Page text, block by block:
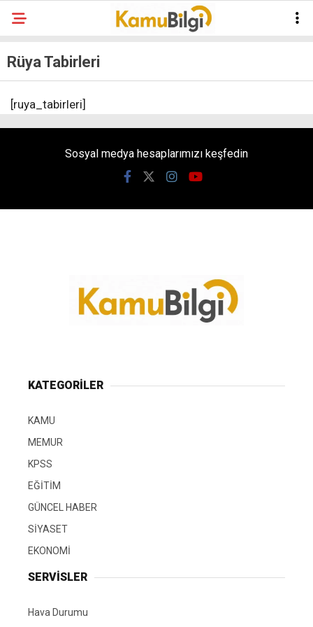
Rüya Tabirleri
[ruya_tabirleri]
Sosyal medya hesaplarımızı keşfedin
KATEGORİLER
KAMU
MEMUR
KPSS
EĞİTİM
GÜNCEL HABER
SİYASET
EKONOMİ
SERVİSLER
Hava Durumu